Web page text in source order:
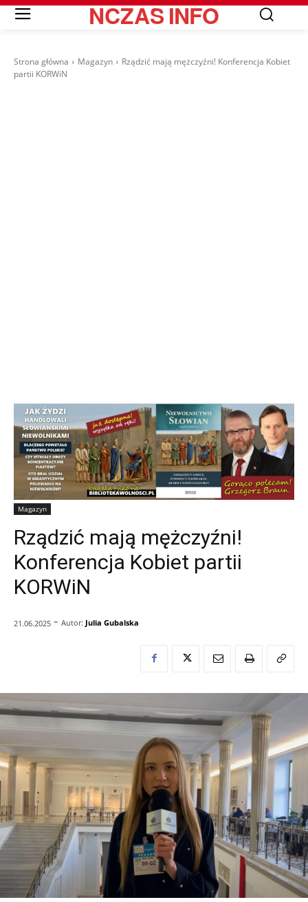
NCZASINFO
Strona główna Magazyn
Rządzić mają mężczyźni! Konferencja Kobiet
partii KORWiN
Magazyn
Rządzić mają mężczyźni!
Konferencja Kobiet partii
KORWiN
21.06.2025 - Autor: Julia Gubalska